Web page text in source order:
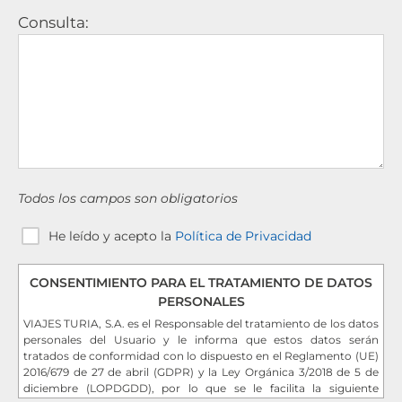
Consulta:
Todos los campos son obligatorios
He leído y acepto la Política de Privacidad
CONSENTIMIENTO PARA EL TRATAMIENTO DE DATOS
PERSONALES
VIAJES TURIA, S.A. es el Responsable del tratamiento de los datos
personales del Usuario y le informa que estos datos serán
tratados de conformidad con lo dispuesto en el Reglamento (UE)
2016/679 de 27 de abril (GDPR) y la Ley Orgánica 3/2018 de 5 de
diciembre (LOPDGDD), por lo que se le facilita la siguiente